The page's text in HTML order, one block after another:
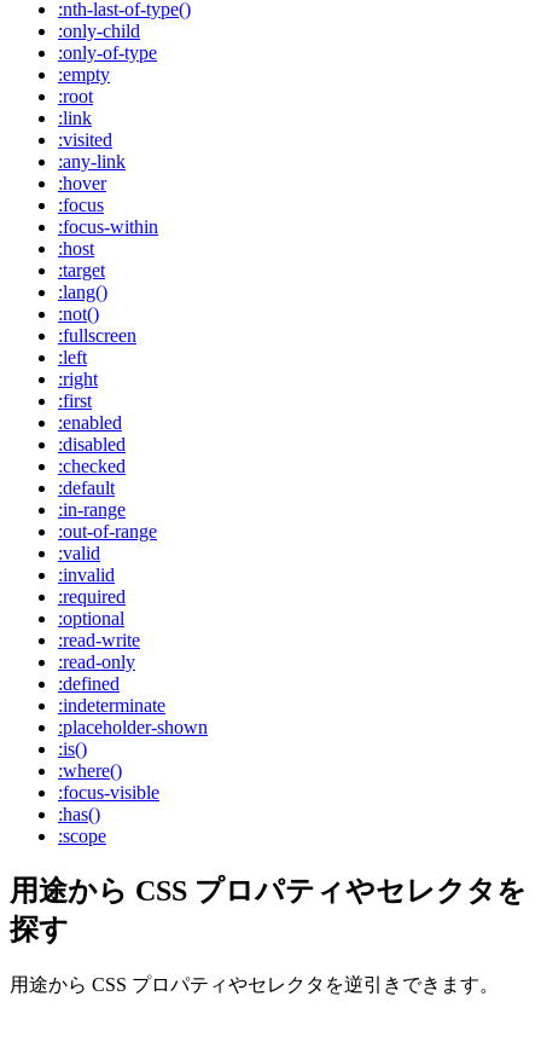
:nth-last-of-type()
:only-child
:only-of-type
:empty
:root
:link
:visited
:any-link
:hover
:focus
:focus-within
:host
:target
:lang()
:not()
:fullscreen
:left
:right
:first
:enabled
:disabled
:checked
:default
:in-range
:out-of-range
:valid
:invalid
:required
:optional
:read-write
:read-only
:defined
:indeterminate
:placeholder-shown
:is()
:where()
:focus-visible
:has()
:scope
用途から CSS プロパティやセレクタを
探す
用途から CSS プロパティやセレクタを逆引きできます。